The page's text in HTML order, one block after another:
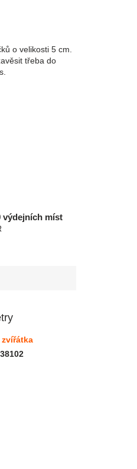
o velikosti 5 cm.
třeba do
výdejních míst